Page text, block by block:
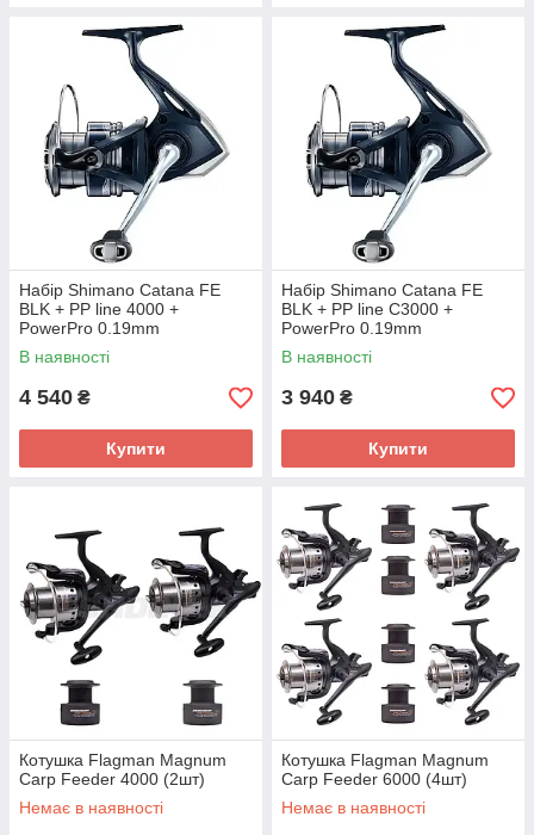
Набір Shimano Catana FE
BLK + PP line 4000 +
PowerPro 0.19mm
В наявності
4 540 ₴
Купити
Набір Shimano Catana FE
BLK + PP line C3000 +
PowerPro 0.19mm
В наявності
3 940 ₴
Купити
Котушка Flagman Magnum
Carp Feeder 4000 (2шт)
Немає в наявності
Котушка Flagman Magnum
Carp Feeder 6000 (4шт)
Немає в наявності